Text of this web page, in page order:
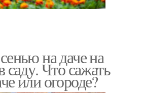
на даче на
саду. Что сажать
или огороде?